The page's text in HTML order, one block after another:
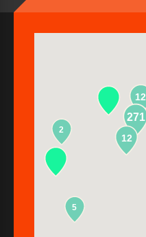
12
271
2
5
12